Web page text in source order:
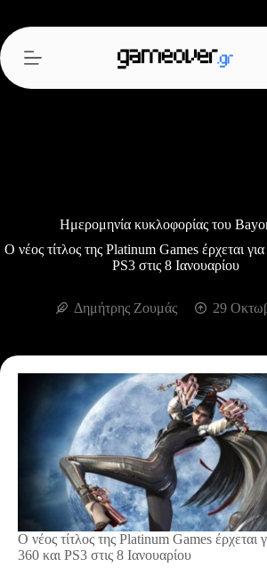
περιεχόμενο
Ημερομηνία κυκλοφορίας του
Ο νέος τίτλος της Platinum Games έρχεται
PS3 στις 8 Ιανουαρίου
Δημήτρης Ζουμάς 29
Ο νέος τίτλος της Platinum Games έρχεται
360 και PS3 στις 8 Ιανουαρίου